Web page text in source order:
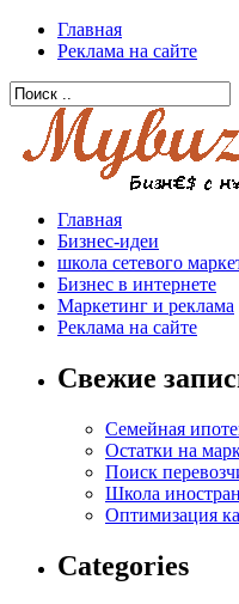
Главная
Реклама на сайте
Главная
Бизнес-идеи
школа сетевого
Бизнес в интернете
Маркетинг и реклама
Реклама на сайте
Свежие
Семейная
Остатки на
Поиск
Школа
Оптимизация
Categories